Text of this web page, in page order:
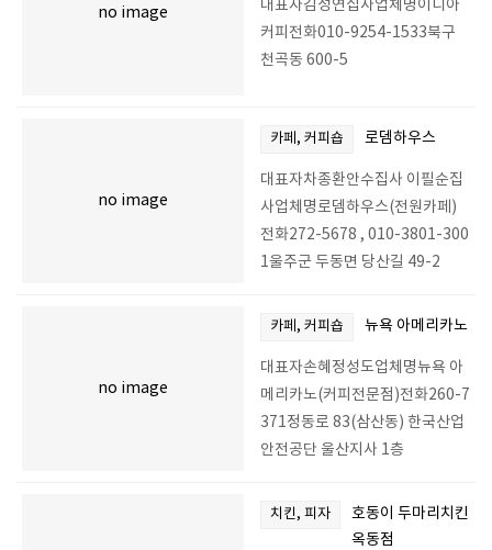
no image
대표자김성연집사업체명이디아
커피전화010-9254-1533북구
천곡동 600-5
no image
카페, 커피숍 로뎀하우스
대표자차종환안수집사 이필순집
사업체명로뎀하우스(전원카페)
전화272-5678 , 010-3801-300
1울주군 두동면 당산길 49-2
no image
카페, 커피숍 뉴욕 아메리카노
대표자손혜정성도업체명뉴욕 아
메리카노(커피전문점)전화260-7
371정동로 83(삼산동) 한국산업
안전공단 울산지사 1층
치킨, 피자
호동이 두마리치킨
옥동점